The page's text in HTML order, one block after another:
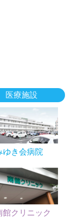
医療施設
ゆき会病院
館クリニック